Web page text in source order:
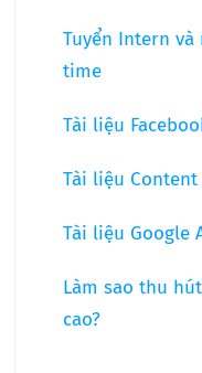
Tuyển Intern
time
Tài liệu
Tài liệu
Tài liệu Google
Làm sao thu
cao?